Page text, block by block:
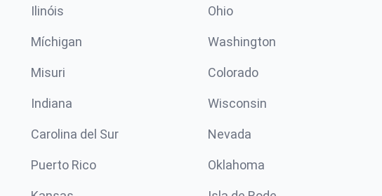
Ilinóis Ohio
Míchigan Washington
Misuri Colorado
Indiana Wisconsin
Carolina del Sur Nevada
Puerto Rico Oklahoma